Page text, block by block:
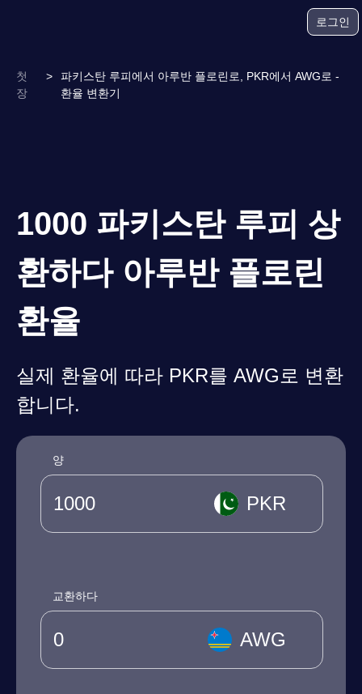
로그인
첫
장
>
파키스탄 루피에서 아루반 플로린로, PKR에서 AWG로 -
환율 변환기
1000 파키스탄 루피 상
환하다 아루반 플로린
환율
실제 환율에 따라 PKR를 AWG로 변환
합니다.
양
PKR
교환하다
AWG